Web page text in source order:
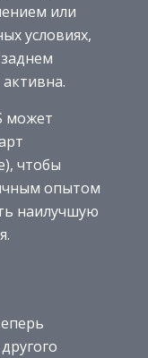
или
условиях,
активна.
может
чтобы
опытом
наилучшую